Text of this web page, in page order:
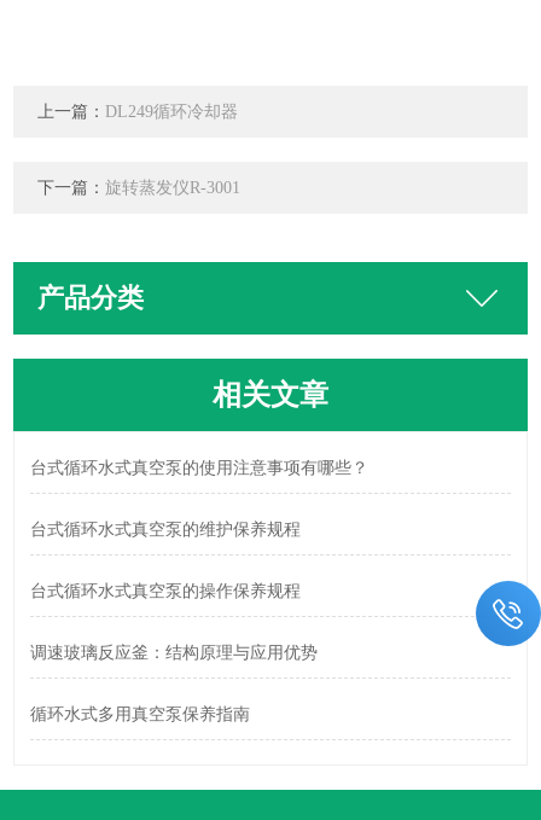
上一篇： DL249循环冷却器
下一篇：旋转蒸发仪R-3001
产品分类
相关文章
台式循环水式真空泵的使用注意事项有哪些？
台式循环水式真空泵的维护保养规程
台式循环水式真空泵的操作保养规程
调速玻璃反应釜：结构原理与应用优势
循环水式多用真空泵保养指南